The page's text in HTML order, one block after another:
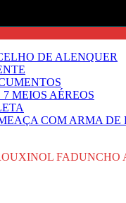
DE ALENQUER
MEIOS AÉREOS
COM ARMA DE
FADUNCHO